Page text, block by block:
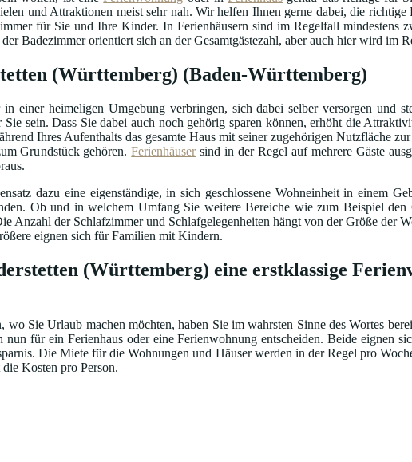
und Attraktionen meist sehr nah. Wir helfen Ihnen gerne dabei, die
für Sie und Ihre Kinder. In Ferienhäusern sind im Regelfall mindestens
Badezimmer orientiert sich an der Gesamtgästezahl, aber auch hier wird im
(Württemberg) (Baden-Württemberg)
einer heimeligen Umgebung verbringen, sich dabei selber versorgen und
Sie sein. Dass Sie dabei auch noch gehörig sparen können, erhöht die
Ihres Aufenthalts das gesamte Haus mit seiner zugehörigen Nutzfläche
Grundstück gehören.Ferienhäusersind in der Regel auf mehrere Gäste
dazu eine eigenständige, in sich geschlossene Wohneinheit in einem
Ob und in welchem Umfang Sie weitere Bereiche wie zum Beispiel den
Anzahl der Schlafzimmer und Schlafgelegenheiten hängt von der Größe der
eignen sich für Familien mit Kindern.
(Württemberg) eine erstklassige
wo Sie Urlaub machen möchten, haben Sie im wahrsten Sinne des Wortes
nun für ein Ferienhaus oder eine Ferienwohnung entscheiden. Beide eignen
Die Miete für die Wohnungen und Häuser werden in der Regel pro
Kosten pro Person.